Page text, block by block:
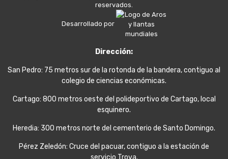
reservados.
Desarrollado por
Dirección:
San Pedro: 75 metros sur de la rotonda de la bandera, contiguo al
colegio de ciencias económicas.
Cartago: 800 metros oeste del polideportivo de Cartago, local
esquinero.
Heredia: 300 metros norte del cementerio de Santo Domingo.
Pérez Zeledón: Cruce del pacuar, contiguo a la estación de
servicio Trova.